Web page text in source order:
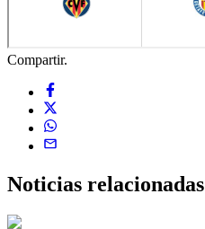
Compartir.
Noticias relacionadas